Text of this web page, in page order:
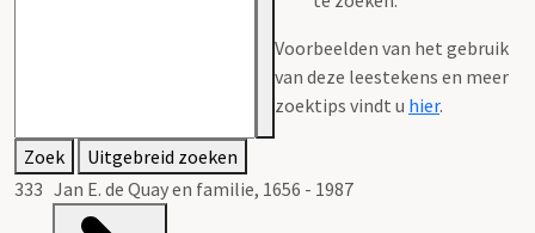
Voorbeelden van het gebruik
van deze leestekens en meer
zoektips vindt u hier.
Zoek
Uitgebreid zoeken
333 Jan E. de Quay en familie, 1656 - 1987